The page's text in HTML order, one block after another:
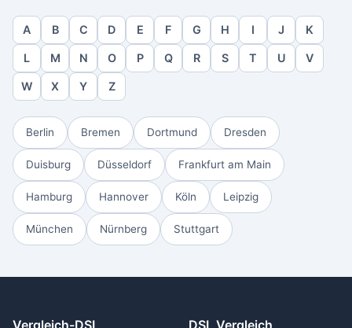
A B C D E F G H I J K
L M N O P Q R S T U V
W X Y Z
Berlin Bremen Dortmund Dresden
Duisburg Düsseldorf Frankfurt am Main
Hamburg Hannover Köln Leipzig
München Nürnberg Stuttgart
Vergleich-DSL DSL Vergleich